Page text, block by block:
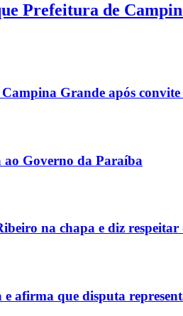
Prefeitura de
Grande após
Governo da Paraíba
na chapa e diz respeitar
afirma que disputa